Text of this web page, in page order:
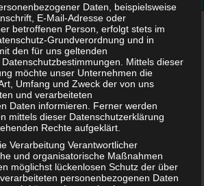
ich Kindergeld?
bekomme ich
23. JULI 2018
Daten, beispielsweise
E-Mail-Adresse oder
betroffenen Person, erfolgt stets im
Grundverordnung und in
den für uns geltenden
Mittels dieser
möchte unser Unternehmen die
Umfang und Zweck der von uns
und verarbeiteten
Daten informieren. Ferner werden
mittels dieser Datenschutzerklärung
Rechte aufgeklärt.
Verarbeitung Verantwortlicher
und organisatorische Maßnahmen
möglichst lückenlosen Schutz der über
personenbezogenen Daten